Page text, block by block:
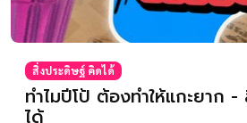
สิ่งประดิษฐ์ คิดได้
ทำไมปีโป้ ต้องทำให้แกะยาก
ได้